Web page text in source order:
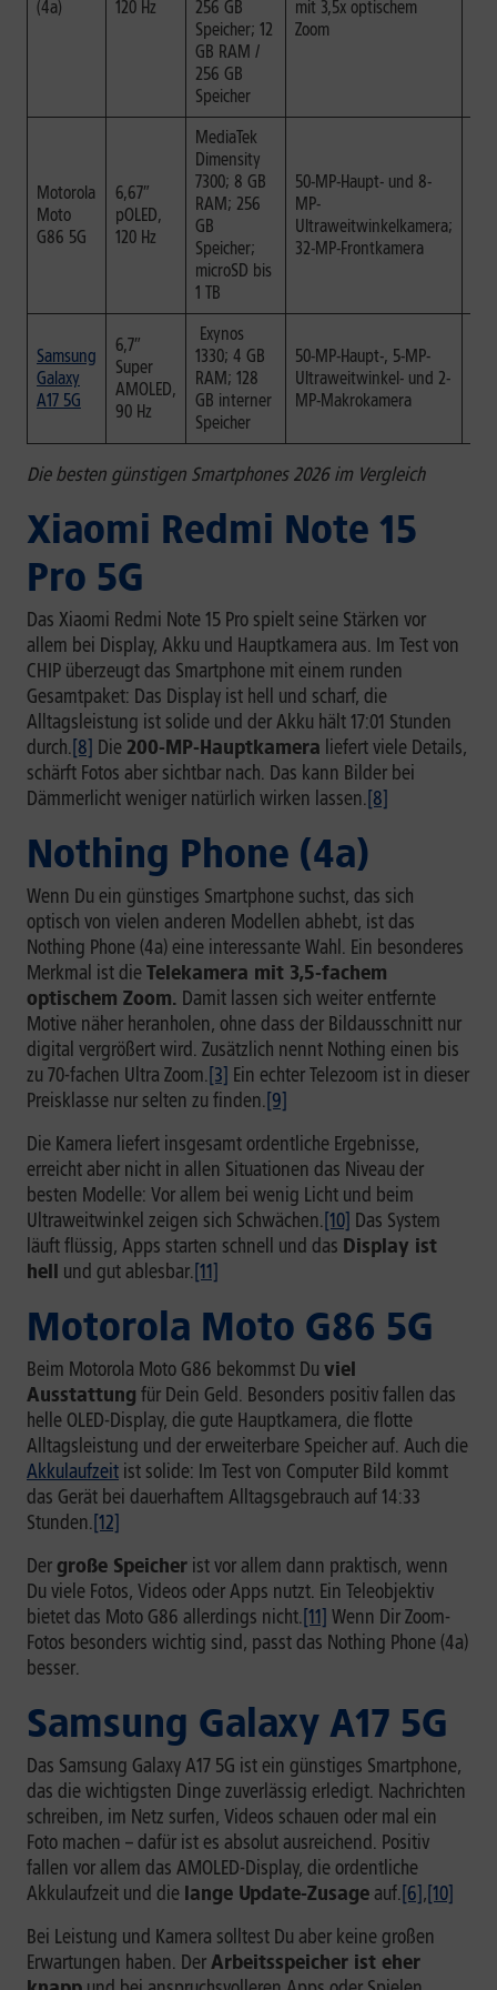
(4a)
120 Hz
256 GB
Speicher; 12
GB RAM /
256 GB
Speicher
mit 3,5x optischem
Zoom
Motorola
Moto
G86 5G
6,67″
pOLED,
120 Hz
MediaTek
Dimensity
7300; 8 GB
RAM; 256
GB
Speicher;
microSD bis
1 TB
50-MP-Haupt- und 8-
MP-
Ultraweitwinkelkamera;
32-MP-Frontkamera
Samsung
Galaxy
A17 5G
6,7″
Super
AMOLED,
90 Hz
Exynos
1330; 4 GB
RAM; 128
GB interner
Speicher
50-MP-Haupt-, 5-MP-
Ultraweitwinkel- und 2-
MP-Makrokamera
Die besten günstigen Smartphones 2026 im Vergleich
Xiaomi Redmi Note 15
Pro 5G
Das Xiaomi Redmi Note 15 Pro spielt seine Stärken vor
allem bei Display, Akku und Hauptkamera aus. Im Test von
CHIP überzeugt das Smartphone mit einem runden
Gesamtpaket: Das Display ist hell und scharf, die
Alltagsleistung ist solide und der Akku hält 17:01 Stunden
durch.[8] Die 200-MP-Hauptkamera liefert viele Details,
schärft Fotos aber sichtbar nach. Das kann Bilder bei
Dämmerlicht weniger natürlich wirken lassen.[8]
Nothing Phone (4a)
Wenn Du ein günstiges Smartphone suchst, das sich
optisch von vielen anderen Modellen abhebt, ist das
Nothing Phone (4a) eine interessante Wahl. Ein besonderes
Merkmal ist dieTelekamera mit 3,5-fachem
optischem Zoom. Damit lassen sich weiter entfernte
Motive näher heranholen, ohne dass der Bildausschnitt nur
digital vergrößert wird. Zusätzlich nennt Nothing einen bis
zu 70-fachen Ultra Zoom.[3] Ein echter Telezoom ist in dieser
Preisklasse nur selten zu finden.[9]
Die Kamera liefert insgesamt ordentliche Ergebnisse,
erreicht aber nicht in allen Situationen das Niveau der
besten Modelle: Vor allem bei wenig Licht und beim
Ultraweitwinkel zeigen sich Schwächen.[10] Das System
läuft flüssig, Apps starten schnell und das Display ist
hell und gut ablesbar.[11]
Motorola Moto G86 5G
Beim Motorola Moto G86 bekommst Du viel
Ausstattung für Dein Geld. Besonders positiv fallen das
helle OLED-Display, die gute Hauptkamera, die flotte
Alltagsleistung und der erweiterbare Speicher auf. Auch die
Akkulaufzeit ist solide: Im Test von Computer Bild kommt
das Gerät bei dauerhaftem Alltagsgebrauch auf 14:33
Stunden.[12]
Dergroße Speicher ist vor allem dann praktisch, wenn
Du viele Fotos, Videos oder Apps nutzt. Ein Teleobjektiv
bietet das Moto G86 allerdings nicht.[11] Wenn Dir Zoom-
Fotos besonders wichtig sind, passt das Nothing Phone (4a)
besser.
Samsung Galaxy A17 5G
Das Samsung Galaxy A17 5G ist ein günstiges Smartphone,
das die wichtigsten Dinge zuverlässig erledigt. Nachrichten
schreiben, im Netz surfen, Videos schauen oder mal ein
Foto machen – dafür ist es absolut ausreichend. Positiv
fallen vor allem das AMOLED-Display, die ordentliche
Akkulaufzeit und die lange Update-Zusageauf.[6],[10]
Bei Leistung und Kamera solltest Du aber keine großen
Erwartungen haben. DerArbeitsspeicher ist eher